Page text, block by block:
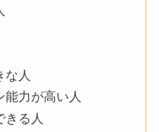
な人
能力が高い人
きる人